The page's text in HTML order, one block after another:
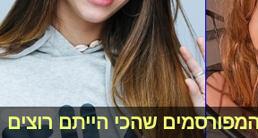
שהכי הייתם רוצים